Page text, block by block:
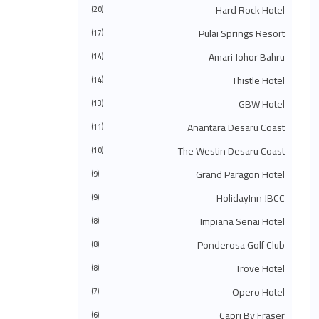
◄يوليو 2024 (49)
◄مايو 2024 (34)
◄مارس 2024 (73)
◄فبراير 2024
◄يناير 2024
◄
2023
(483)
◄نوفمبر 2023 (40)
◄سبتمبر 2023 (51)
◄أغسطس 2023 (41)
◄يوليو 2023 (40)
◄يونيو 2023 (32)
◄أبريل 2023 (29)
◄مارس 2023 (86)
◄فبراير 2023 (42)
◄يناير 2023
▼
2022
(575)
◄ديسمبر 2022
Hard Rock Hotel
(20)
Pulai Springs Resort
(17)
Amari Johor Bahru
(14)
Thistle Hotel
(14)
GBW Hotel
(13)
Anantara Desaru Coast
(11)
The Westin Desaru Coast
(10)
Grand Paragon Hotel
(9)
HolidayInn JBCC
(9)
Impiana Senai Hotel
(8)
Ponderosa Golf Club
(8)
Trove Hotel
(8)
Opero Hotel
(7)
(6)